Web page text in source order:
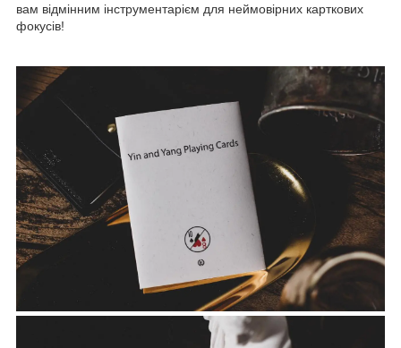
вам відмінним інструментарієм для неймовірних карткових
фокусів!